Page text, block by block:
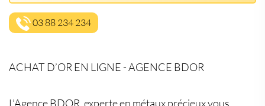
03 88 234 234
ACHAT D’OR EN LIGNE - AGENCE BDOR
L’Agence BDOR, experte en métaux précieux vous